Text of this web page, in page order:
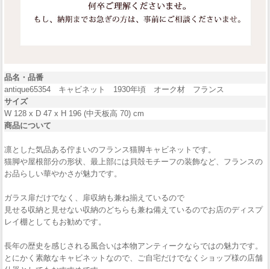
品名・品番
antique65354 キャビネット 1930年頃 オーク材 フランス
サイズ
W 128 x D 47 x H 196 (中天板高 70) cm
商品について
凛とした気品ある佇まいのフランス猫脚キャビネットです。
猫脚や屋根部分の形状、最上部には貝殻モチーフの装飾など、フランスの
お品らしい華やかさが魅力です。
ガラス扉だけでなく、扉収納も兼ね揃えているので
見せる収納と見せない収納のどちらも兼ね備えているのでお店のディスプ
レイ棚としてもお勧めです。
長年の歴史を感じされる風合いは本物アンティークならではの魅力です。
とにかく素敵なキャビネットなので、ご自宅だけでなくショップ様の店舗